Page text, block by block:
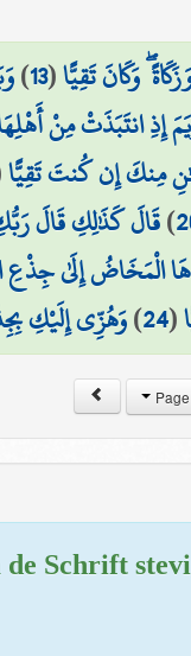
وَكَانَ تَقِيًّا(
13
)
إِذِ انتَبَذَتْ مِنْ
مِنكَ إِن كُنتَ تَقِيًّا
)قَالَ كَذَٰلِكِ قَالَ
الْمَخَاضُ إِلَىٰ جِذْعِ
(
24
)وَهُزِّي إِلَيْكِ
Schrift